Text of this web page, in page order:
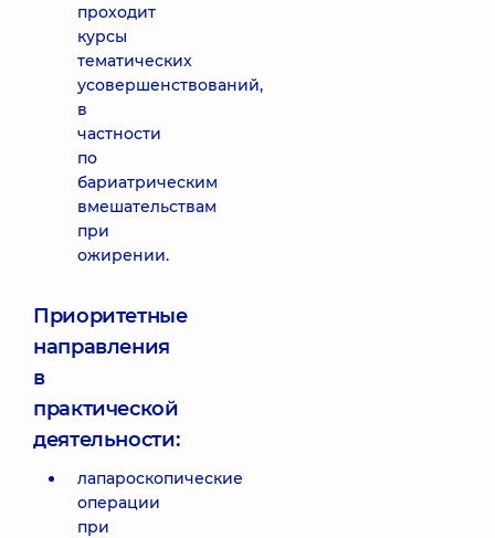
проходит
курсы
тематических
усовершенствований,
в
частности
по
бариатрическим
вмешательствам
при
ожирении.
Приоритетные
направления
в
практической
деятельности:
лапароскопические
операции
при